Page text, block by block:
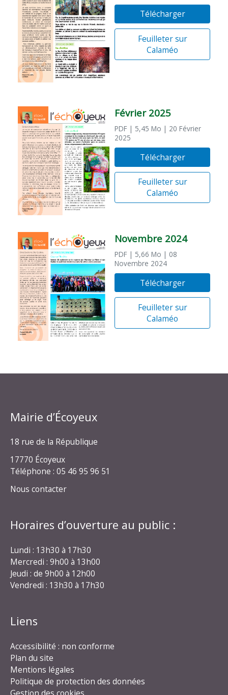
Télécharger
Feuilleter sur
Calaméo
Février 2025
PDF | 5,45 Mo | 20 Février
2025
Télécharger
Feuilleter sur
Calaméo
Novembre 2024
PDF | 5,66 Mo | 08
Novembre 2024
Télécharger
Feuilleter sur
Calaméo
Mairie d’Écoyeux
18 rue de la République
17770 Écoyeux
Téléphone : 05 46 95 96 51
Nous contacter
Horaires d’ouverture au public :
Lundi : 13h30 à 17h30
Mercredi : 9h00 à 13h00
Jeudi : de 9h00 à 12h00
Vendredi : 13h30 à 17h30
Liens
Accessibilité : non conforme
Plan du site
Mentions légales
Politique de protection des données